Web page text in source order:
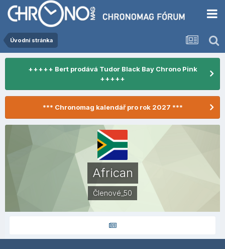
Úvodní stránka
+++++ Bert prodává Tudor Black Bay Chrono Pink
+++++
*** Chronomag kalendář pro rok 2027 ***
African
Členové_50